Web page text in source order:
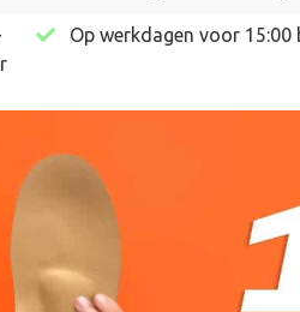
Op werkdagen voor